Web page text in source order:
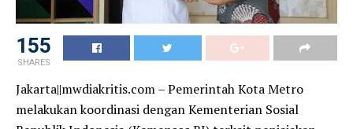
155
SHARES
Jakarta||mwdiakritis.com – Pemerintah Kota Metro
melakukan koordinasi dengan Kementerian Sosial